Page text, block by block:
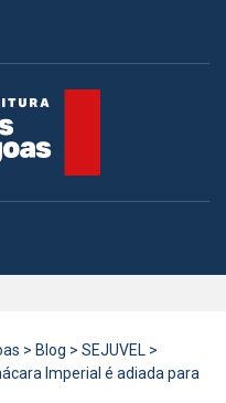
> Blog > SEJUVEL >
Imperial é adiada para